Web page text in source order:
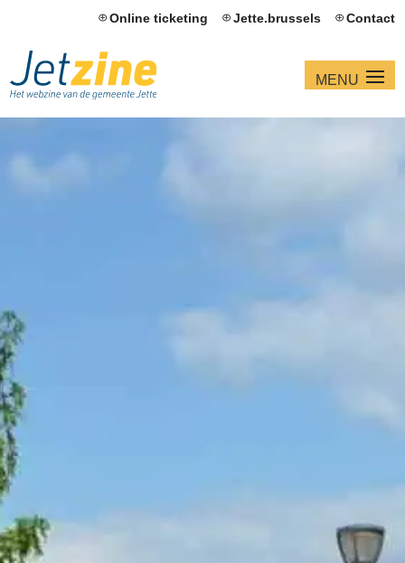
Online ticketing Jette.brussels Contact